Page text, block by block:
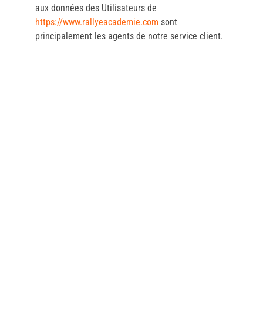
aux données des Utilisateurs de
https://www.rallyeacademie.com sont
principalement les agents de notre service client.